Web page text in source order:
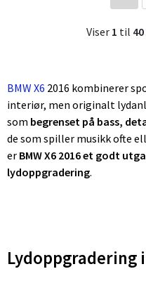
Viser 1 til 40
BMW X6 2016 kombinerer
interiør, men originalt
som begrenset på bass,
de som spiller musikk ofte
er BMW X6 2016 et godt
lydoppgradering.
Lydoppgradering i